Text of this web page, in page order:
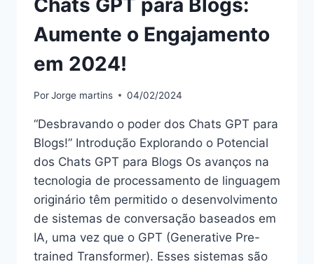
Chats GPT para Blogs:
Aumente o Engajamento
em 2024!
PorJorge martins 04/02/2024
“Desbravando o poder dos Chats GPT para
Blogs!” Introdução Explorando o Potencial
dos Chats GPT para Blogs Os avanços na
tecnologia de processamento de linguagem
originário têm permitido o desenvolvimento
de sistemas de conversação baseados em
IA, uma vez que o GPT (Generative Pre-
trained Transformer). Esses sistemas são